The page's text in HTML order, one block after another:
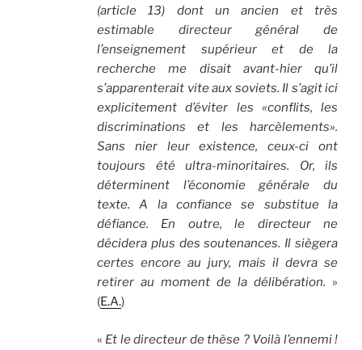
(article 13) dont un ancien et très
estimable directeur général de
l’enseignement supérieur et de la
recherche me disait avant-hier qu’il
s’apparenterait vite aux soviets. Il s’agit ici
explicitement d’éviter les «conflits, les
discriminations et les harcèlements».
Sans nier leur existence, ceux-ci ont
toujours été ultra-minoritaires. Or, ils
déterminent l’économie générale du
texte. A la confiance se substitue la
défiance. En outre, le directeur ne
décidera plus des soutenances. Il siègera
certes encore au jury, mais il devra se
retirer au moment de la délibération. »
(E.A.)
« Et le directeur de thèse ? Voilà l’ennemi !